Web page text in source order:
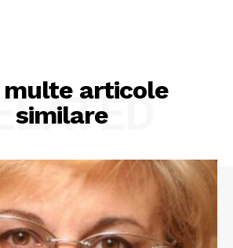
multe articole
similare